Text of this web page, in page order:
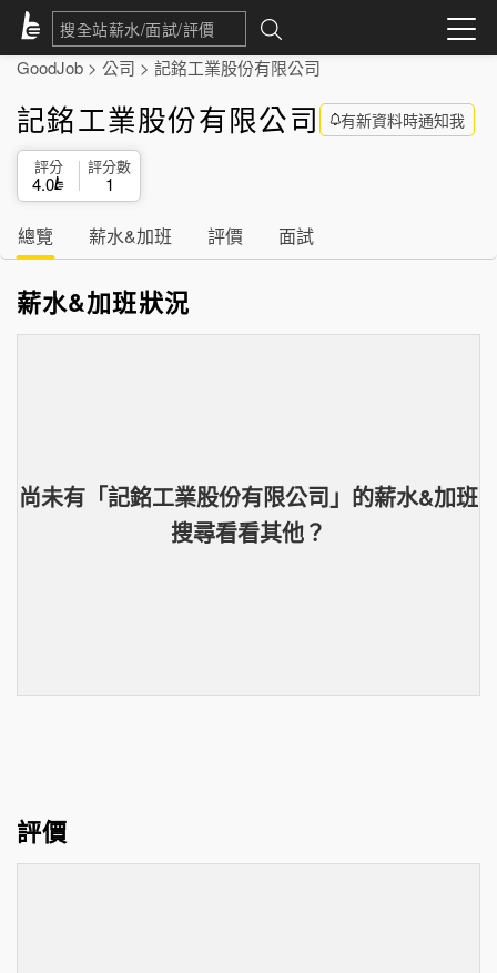
GoodJob > 公司 > 記銘工業股份有限公司
記銘工業股份有限公司 有新資料時通知我
評分
4.0
評分數
1
總覽 薪水&加班 評價 面試
薪水&加班狀況
尚未有「記銘工業股份有限公司」的薪水&加班
搜尋看看其他？
評價